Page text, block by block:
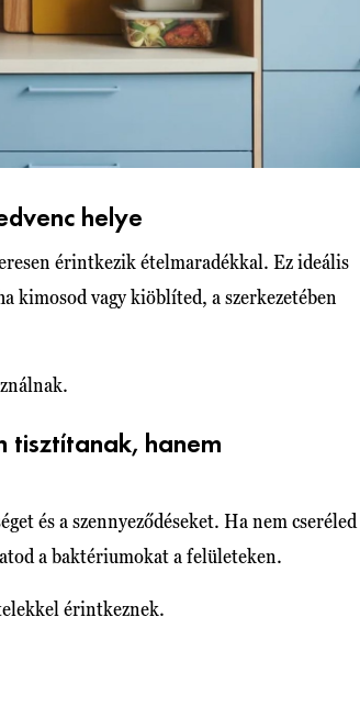
helye
érintkezik ételmaradékkal. Ez ideális
kimosod vagy kiöblíted, a szerkezetében
tisztítanak, hanem
és a szennyeződéseket. Ha nem cseréled
a baktériumokat a felületeken.
érintkeznek.